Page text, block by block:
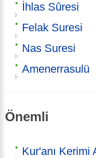
İhlas Sûresi
Felak Suresi
Nas Suresi
Amenerrasulü
Önemli
Kur'anı Kerimi